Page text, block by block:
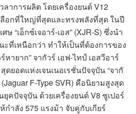
ลาการผลิต โดยเครื่องยนต์ V12
ลือกที่ใหญ่ที่สุดและทรงพลังที่สุด ในปี
ษ “เอ็กซ์เจอาร์-เอส” (XJR-S) ซึ่งนำ
ะที่เหนือกว่า ทำให้เป็นที่ต้องการของ
ายาก” จากัวร์ เอฟ-ไทป์ เอสวีอาร์
สุดยอดแห่งเจนเนอเรชั่นปัจจุบัน “จากั
(Jaguar F-Type SVR) คือนิยามสูงสุด
คปัจจุบัน ด้วยเครื่องยนต์ V8 ซูเปอร์
กำลัง 575 แรงม้า จับคู่กับเกียร์